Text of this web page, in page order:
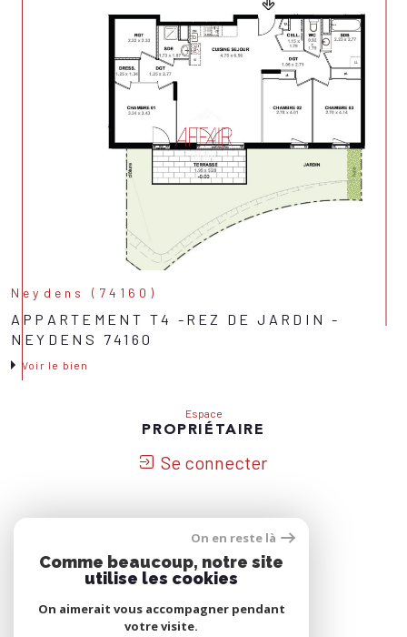
Neydens (74160)
APPARTEMENT T4 -REZ DE JARDIN -
NEYDENS 74160
Voir le bien
Espace
PROPRIÉTAIRE
Se connecter
ADHÉRONS
On en reste là
Comme beaucoup, notre site
utilise les cookies
On aimerait vous accompagner pendant
votre visite.